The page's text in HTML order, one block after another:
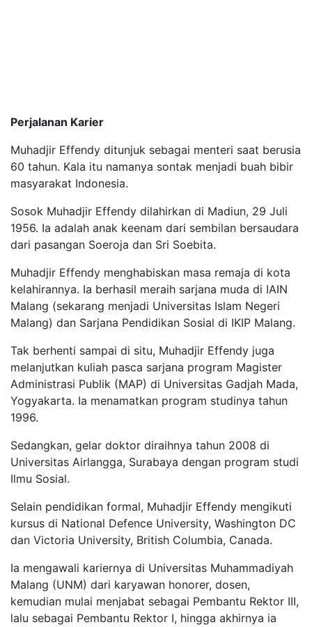
Perjalanan Karier
Muhadjir Effendy ditunjuk sebagai menteri saat berusia
60 tahun. Kala itu namanya sontak menjadi buah bibir
masyarakat Indonesia.
Sosok Muhadjir Effendy dilahirkan di Madiun, 29 Juli
1956. Ia adalah anak keenam dari sembilan bersaudara
dari pasangan Soeroja dan Sri Soebita.
Muhadjir Effendy menghabiskan masa remaja di kota
kelahirannya. Ia berhasil meraih sarjana muda di IAIN
Malang (sekarang menjadi Universitas Islam Negeri
Malang) dan Sarjana Pendidikan Sosial di IKIP Malang.
Tak berhenti sampai di situ, Muhadjir Effendy juga
melanjutkan kuliah pasca sarjana program Magister
Administrasi Publik (MAP) di Universitas Gadjah Mada,
Yogyakarta. Ia menamatkan program studinya tahun
1996.
Sedangkan, gelar doktor diraihnya tahun 2008 di
Universitas Airlangga, Surabaya dengan program studi
Ilmu Sosial.
Selain pendidikan formal, Muhadjir Effendy mengikuti
kursus di National Defence University, Washington DC
dan Victoria University, British Columbia, Canada.
Ia mengawali kariernya di Universitas Muhammadiyah
Malang (UNM) dari karyawan honorer, dosen,
kemudian mulai menjabat sebagai Pembantu Rektor III,
lalu sebagai Pembantu Rektor I, hingga akhirnya ia